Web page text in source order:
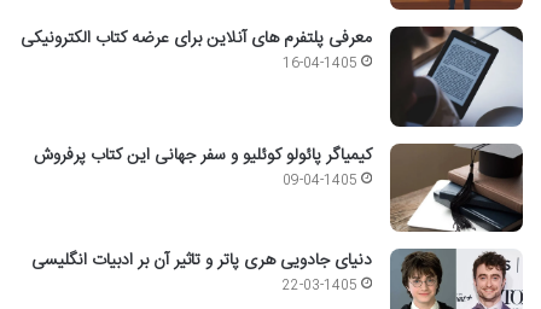
معرفی پلتفرم های آنلاین برای عرضه کتاب الکترونیکی
16-04-1405
کیمیاگر پائولو کوئلیو و سفر جهانی این کتاب پرفروش
09-04-1405
دنیای جادویی هری پاتر و تاثیر آن بر ادبیات انگلیسی
22-03-1405